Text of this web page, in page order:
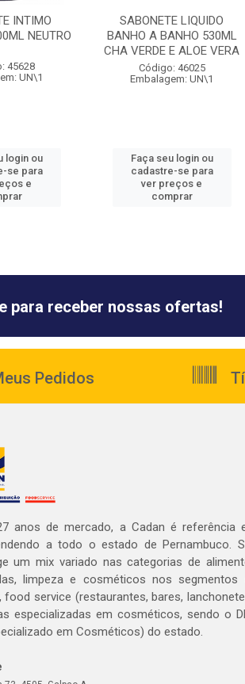
INTIMO
NEUTRO
45628
UN\1
login ou
se para
e
SABONETE LIQUIDO
BANHO A BANHO 530ML
CHA VERDE E ALOE VERA
Código: 46025
Embalagem: UN\1
Faça seu login ou
cadastre-se para
ver preços e
comprar
para receber nossas ofertas!
Pedidos
anos de mercado, a Cadan é referência
a todo o estado de Pernambuco.
um mix variado nas categorias de
limpeza e cosméticos nos segmentos
food service (restaurantes, bares,
especializadas em cosméticos, sendo o
em Cosméticos) do estado.